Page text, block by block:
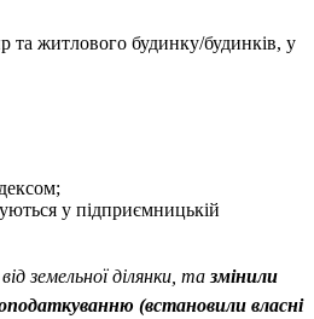
та житлового будинку/будинків, у
у підприємницькій
земельної ділянки, та змінили
(встановили власні